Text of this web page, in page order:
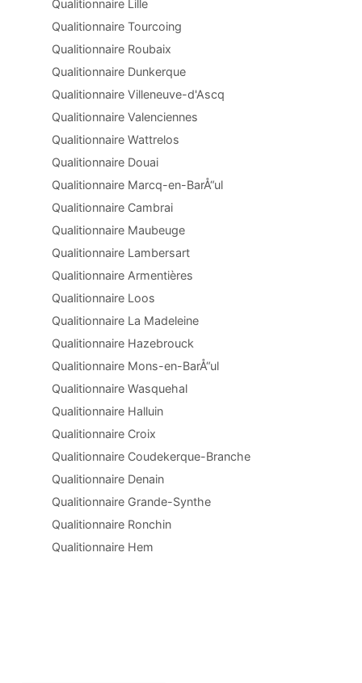
Qualitionnaire Lille
Qualitionnaire Tourcoing
Qualitionnaire Roubaix
Qualitionnaire Dunkerque
Qualitionnaire Villeneuve-d'Ascq
Qualitionnaire Valenciennes
Qualitionnaire Wattrelos
Qualitionnaire Douai
Qualitionnaire Marcq-en-BarÅ“ul
Qualitionnaire Cambrai
Qualitionnaire Maubeuge
Qualitionnaire Lambersart
Qualitionnaire Armentières
Qualitionnaire Loos
Qualitionnaire La Madeleine
Qualitionnaire Hazebrouck
Qualitionnaire Mons-en-BarÅ“ul
Qualitionnaire Wasquehal
Qualitionnaire Halluin
Qualitionnaire Croix
Qualitionnaire Coudekerque-Branche
Qualitionnaire Denain
Qualitionnaire Grande-Synthe
Qualitionnaire Ronchin
Qualitionnaire Hem